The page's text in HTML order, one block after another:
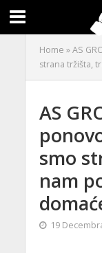
Home »AS
strana tržišta,
AS
smo
nam
19